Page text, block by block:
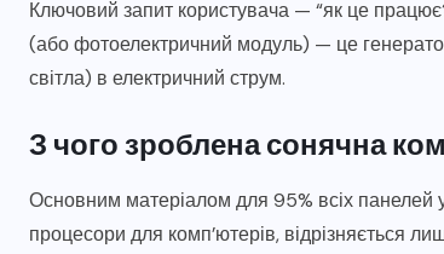
Ключовий запит користувача — “як це
(або фотоелектричний модуль) — це
світла) в електричний струм.
З чого зроблена сонячна
Основним матеріалом для 95% всіх панелей у
процесори для комп’ютерів, відрізняється